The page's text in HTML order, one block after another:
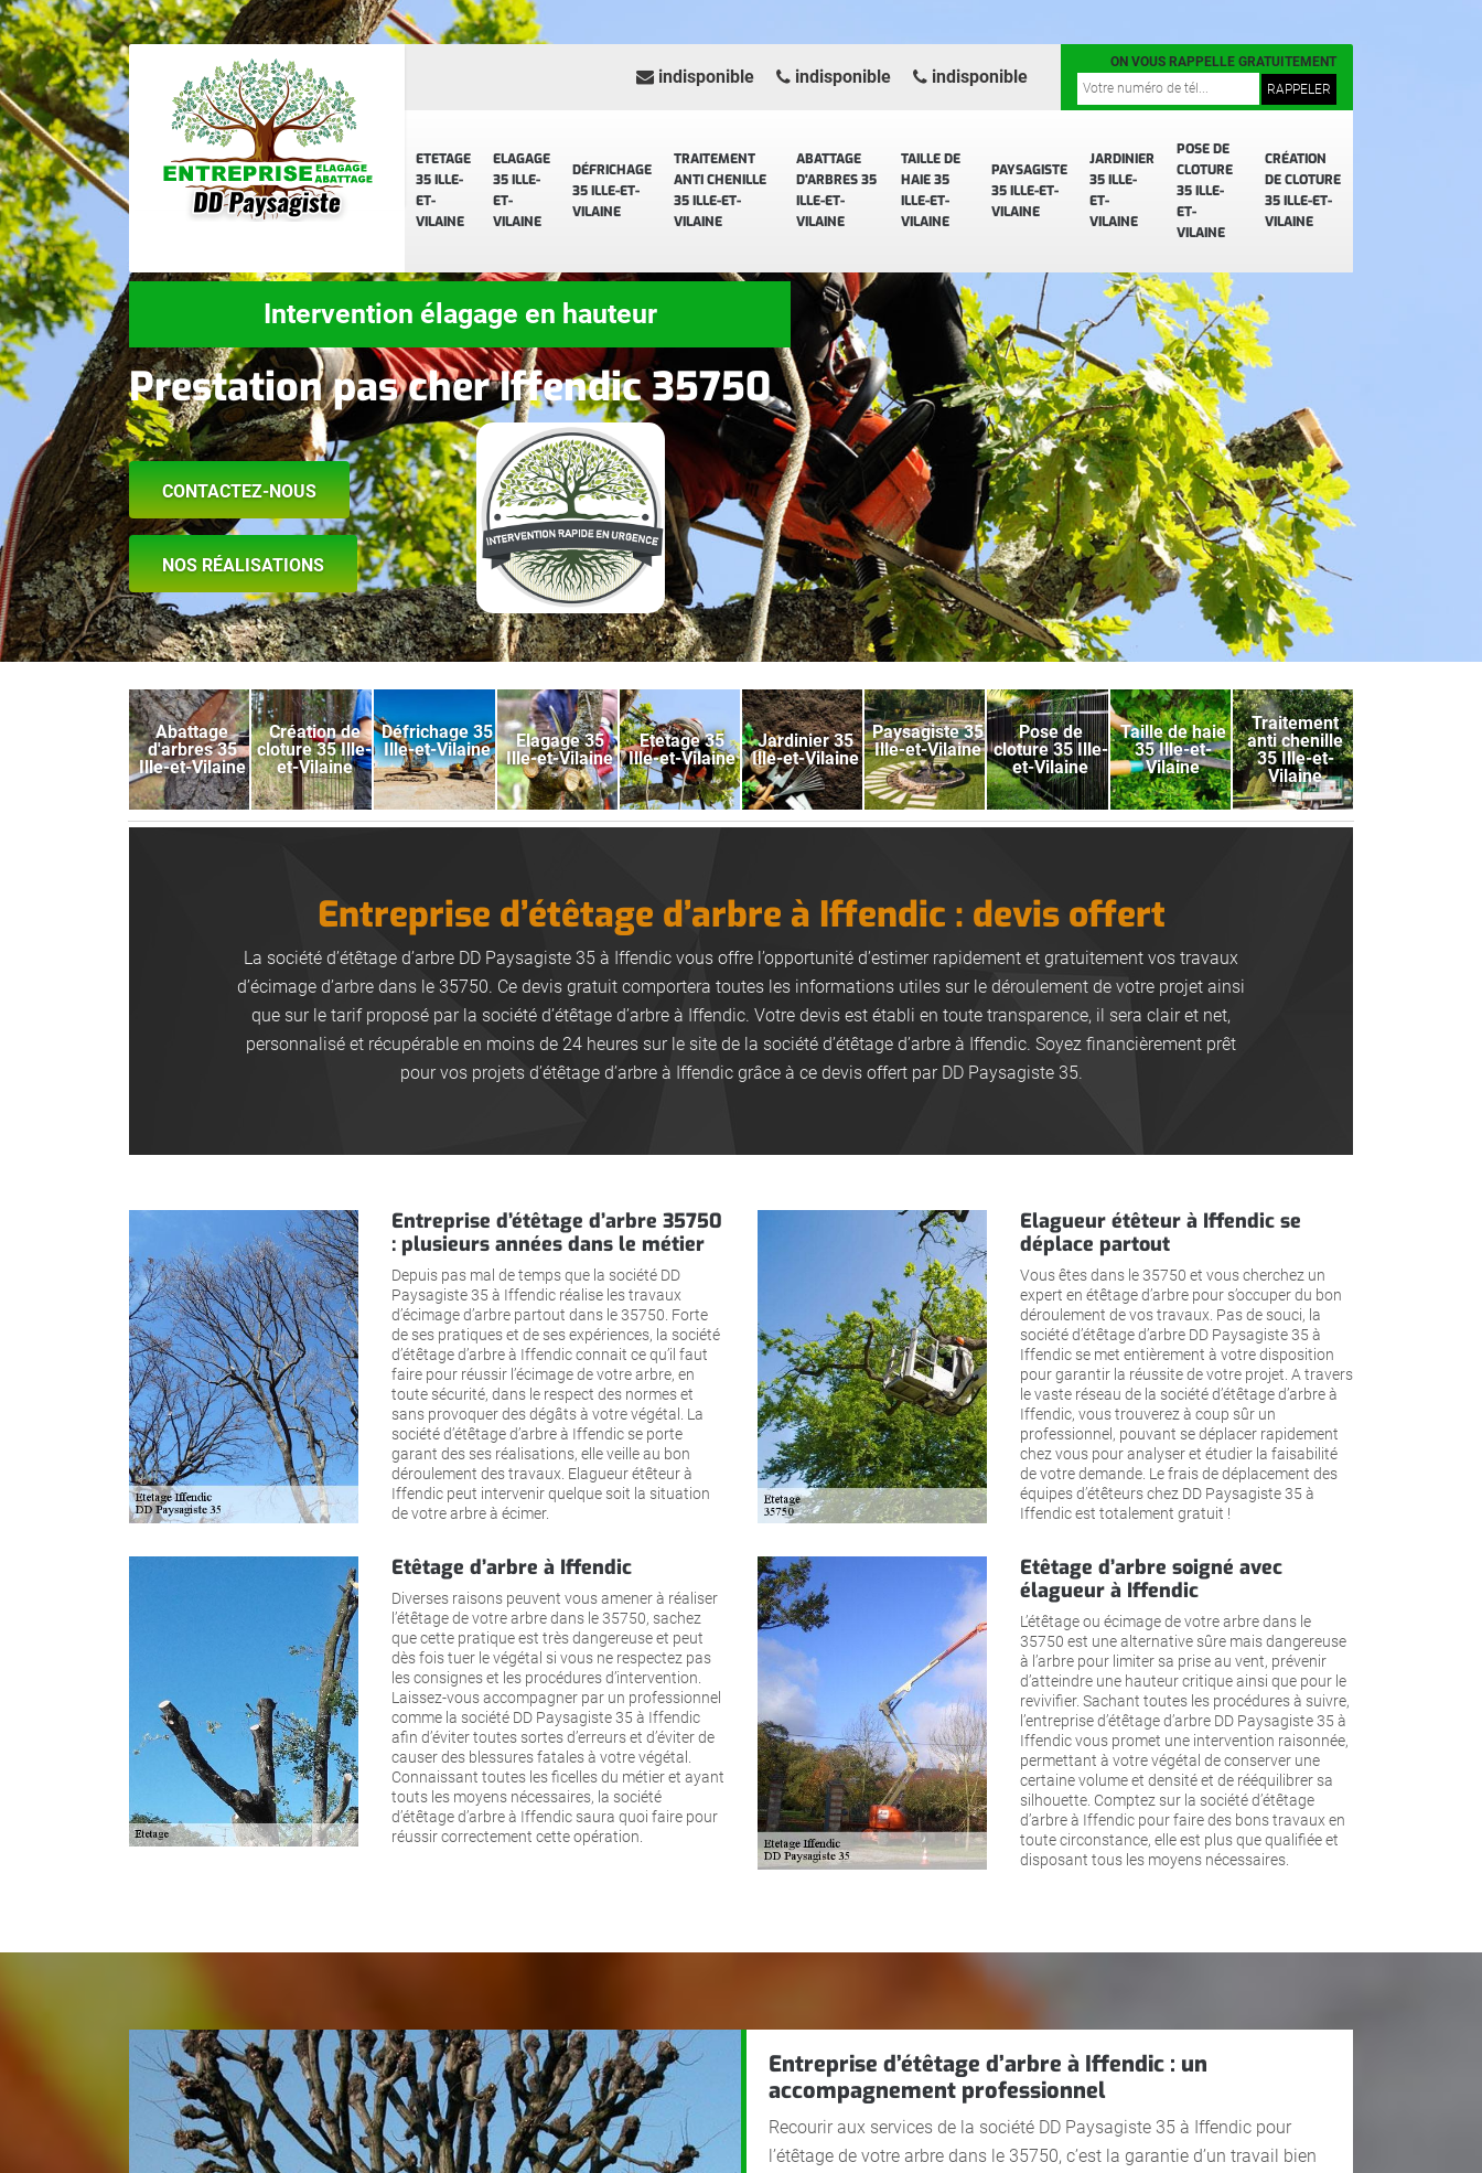
ETETAGE
35 ILLE-
ET-
VILAINE
ELAGAGE
35 ILLE-
ET-
VILAINE
DÉFRICHAGE
35 ILLE-ET-
VILAINE
TRAITEMENT
ANTI CHENILLE
35 ILLE-ET-
VILAINE
ABATTAGE
D'ARBRES 35
ILLE-ET-
VILAINE
TAILLE DE
HAIE 35
ILLE-ET-
VILAINE
PAYSAGISTE
35 ILLE-ET-
VILAINE
JARDINIER
35 ILLE-
ET-
VILAINE
POSE DE
CLOTURE
35 ILLE-
ET-
VILAINE
CRÉATION
DE CLOTURE
35 ILLE-ET-
VILAINE
indisponible indisponible indisponible
ON VOUS RAPPELLE GRATUITEMENT
Intervention élagage en hauteur
Prestation pas cher Iffendic 35750
CONTACTEZ-NOUS
NOS RÉALISATIONS
Abattage
d'arbres 35
Ille-et-Vilaine
Création de
cloture 35 Ille-
et-Vilaine
Défrichage 35
Ille-et-Vilaine
Elagage 35
Ille-et-Vilaine
Etetage 35
Ille-et-Vilaine
Jardinier 35
Ille-et-Vilaine
Paysagiste 35
Ille-et-Vilaine
Pose de
cloture 35 Ille-
et-Vilaine
Taille de haie
35 Ille-et-
Vilaine
Traitement
anti chenille
35 Ille-et-
Vilaine
Entreprise d’étêtage d’arbre à Iffendic : devis offert
La société d’étêtage d’arbre DD Paysagiste 35 à Iffendic vous offre l’opportunité d’estimer rapidement et gratuitement vos travaux
d’écimage d’arbre dans le 35750. Ce devis gratuit comportera toutes les informations utiles sur le déroulement de votre projet ainsi
que sur le tarif proposé par la société d’étêtage d’arbre à Iffendic. Votre devis est établi en toute transparence, il sera clair et net,
personnalisé et récupérable en moins de 24 heures sur le site de la société d’étêtage d’arbre à Iffendic. Soyez financièrement prêt
pour vos projets d’étêtage d’arbre à Iffendic grâce à ce devis offert par DD Paysagiste 35.
Entreprise d’étêtage d’arbre 35750
: plusieurs années dans le métier
Depuis pas mal de temps que la société DD
Paysagiste 35 à Iffendic réalise les travaux
d’écimage d’arbre partout dans le 35750. Forte
de ses pratiques et de ses expériences, la société
d’étêtage d’arbre à Iffendic connait ce qu’il faut
faire pour réussir l’écimage de votre arbre, en
toute sécurité, dans le respect des normes et
sans provoquer des dégâts à votre végétal. La
société d’étêtage d’arbre à Iffendic se porte
garant des ses réalisations, elle veille au bon
déroulement des travaux. Elagueur étêteur à
Iffendic peut intervenir quelque soit la situation
de votre arbre à écimer.
Elagueur étêteur à Iffendic se
déplace partout
Vous êtes dans le 35750 et vous cherchez un
expert en étêtage d’arbre pour s’occuper du bon
déroulement de vos travaux. Pas de souci, la
société d’étêtage d’arbre DD Paysagiste 35 à
Iffendic se met entièrement à votre disposition
pour garantir la réussite de votre projet. A travers
le vaste réseau de la société d’étêtage d’arbre à
Iffendic, vous trouverez à coup sûr un
professionnel, pouvant se déplacer rapidement
chez vous pour analyser et étudier la faisabilité
de votre demande. Le frais de déplacement des
équipes d’étêteurs chez DD Paysagiste 35 à
Iffendic est totalement gratuit !
Etêtage d’arbre à Iffendic
Diverses raisons peuvent vous amener à réaliser
l’étêtage de votre arbre dans le 35750, sachez
que cette pratique est très dangereuse et peut
dès fois tuer le végétal si vous ne respectez pas
les consignes et les procédures d’intervention.
Laissez-vous accompagner par un professionnel
comme la société DD Paysagiste 35 à Iffendic
afin d’éviter toutes sortes d’erreurs et d’éviter de
causer des blessures fatales à votre végétal.
Connaissant toutes les ficelles du métier et ayant
touts les moyens nécessaires, la société
d’étêtage d’arbre à Iffendic saura quoi faire pour
réussir correctement cette opération.
Etêtage d’arbre soigné avec
élagueur à Iffendic
L’étêtage ou écimage de votre arbre dans le
35750 est une alternative sûre mais dangereuse
à l’arbre pour limiter sa prise au vent, prévenir
d’atteindre une hauteur critique ainsi que pour le
revivifier. Sachant toutes les procédures à suivre,
l’entreprise d’étêtage d’arbre DD Paysagiste 35 à
Iffendic vous promet une intervention raisonnée,
permettant à votre végétal de conserver une
certaine volume et densité et de rééquilibrer sa
silhouette. Comptez sur la société d’étêtage
d’arbre à Iffendic pour faire des bons travaux en
toute circonstance, elle est plus que qualifiée et
disposant tous les moyens nécessaires.
Entreprise d’étêtage d’arbre à Iffendic : un
accompagnement professionnel
Recourir aux services de la société DD Paysagiste 35 à Iffendic pour
l’étêtage de votre arbre dans le 35750, c’est la garantie d’un travail bien